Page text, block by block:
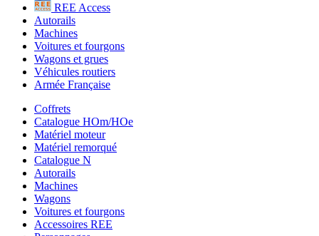
REE Access
Autorails
Machines
Voitures et fourgons
Wagons et grues
Véhicules routiers
Armée Française
Coffrets
Catalogue HOm/HOe
Matériel moteur
Matériel remorqué
Catalogue N
Autorails
Machines
Wagons
Voitures et fourgons
Accessoires REE